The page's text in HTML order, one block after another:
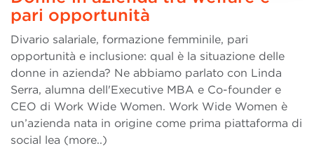
pari opportunità
Divario salariale, formazione femminile, pari
opportunità e inclusione: qual è la situazione delle
donne in azienda? Ne abbiamo parlato con Linda
Serra, alumna dell'Executive MBA e Co-founder e
CEO di Work Wide Women. Work Wide Women è
un’azienda nata in origine come prima piattaforma di
social lea (more..)